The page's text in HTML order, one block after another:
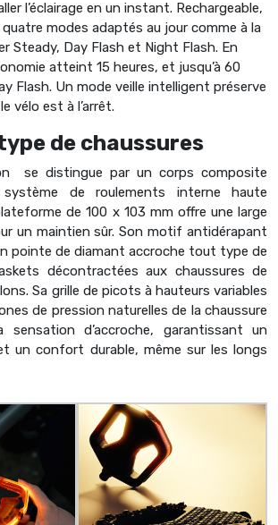
l’éclairage en un instant. Rechargeable,
quatre modes adaptés au jour comme à la
Steady, Day Flash et Night Flash. En
atteint 15 heures, et jusqu’à 60
Flash. Un mode veille intelligent préserve
vélo est à l’arrêt.
de chaussures
se distingue par un corps composite
de roulements interne haute
de 100 x 103 mm offre une large
un maintien sûr. Son motif antidérapant
pointe de diamant accroche tout type de
décontractées aux chaussures de
Sa grille de picots à hauteurs variables
de pression naturelles de la chaussure
sensation d’accroche, garantissant un
un confort durable, même sur les longs